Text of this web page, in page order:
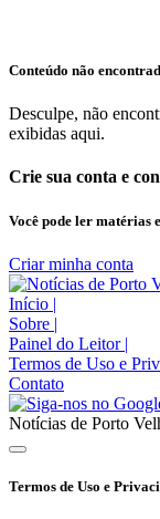
Conteúdo não
Desculpe, não
exibidas aqui.
Crie sua conta e
Você pode ler matérias
Criar minha conta
Início |
Sobre |
Painel do Leitor |
Termos de Uso e
Contato
Notícias de Porto
Termos de Uso e